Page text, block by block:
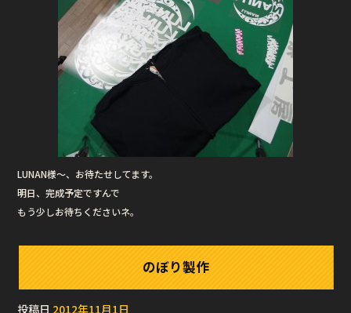
o
k
LUNAN様〜、お待たせしてます。
明日、完成予定ですんで
もう少しお待ちくださいネ。
のぼり製作
投稿日 2012年11月1日